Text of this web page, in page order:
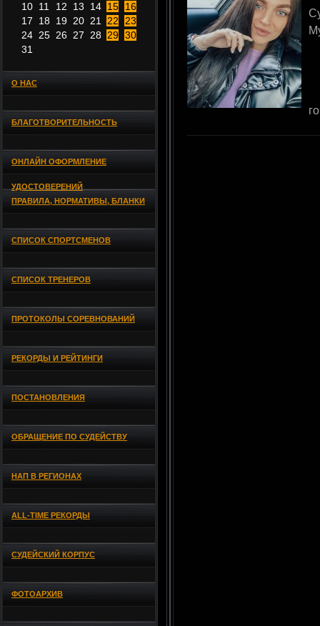
10 11 12 13 14 15
16
17
18 19 20 21 22
23
24 25 26 27 28 29 30
31
О НАС
БЛАГОТВОРИТЕЛЬНОСТЬ
ОНЛАЙН ОФОРМЛЕНИЕ
УДОСТОВЕРЕНИЙ
ПРАВИЛА, НОРМАТИВЫ, БЛАНКИ
СПИСОК СПОРТСМЕНОВ
СПИСОК ТРЕНЕРОВ
ПРОТОКОЛЫ СОРЕВНОВАНИЙ
РЕКОРДЫ И РЕЙТИНГИ
ПОСТАНОВЛЕНИЯ
ОБРАЩЕНИЕ ПО СУДЕЙСТВУ
НАП В РЕГИОНАХ
ALL-TIME РЕКОРДЫ
СУДЕЙСКИЙ КОРПУС
ФОТОАРХИВ